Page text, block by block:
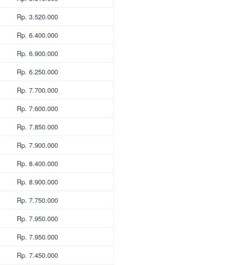
Rp. 3.520.000
Rp. 6.400.000
Rp. 6.900.000
Rp. 6.250.000
Rp. 7.700.000
Rp. 7.600.000
Rp. 7.850.000
Rp. 7.900.000
Rp. 8.400.000
Rp. 8.900.000
Rp. 7.750.000
Rp. 7.950.000
Rp. 7.950.000
Rp. 7.450.000